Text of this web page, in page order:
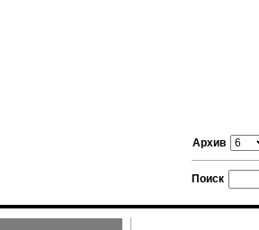
Архив
Поиск